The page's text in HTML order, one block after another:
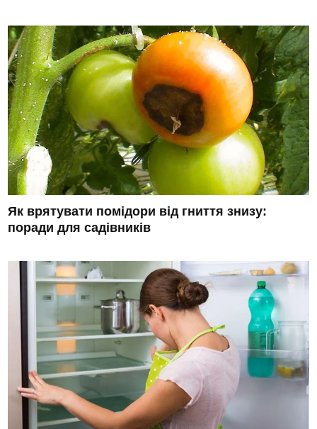
Як врятувати помідори від гниття знизу:
поради для садівників